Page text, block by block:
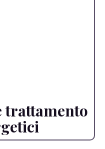
trattamento